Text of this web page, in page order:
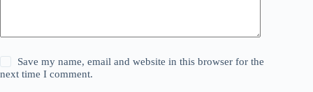
Save my name, email and website in this browser for the
next time I comment.